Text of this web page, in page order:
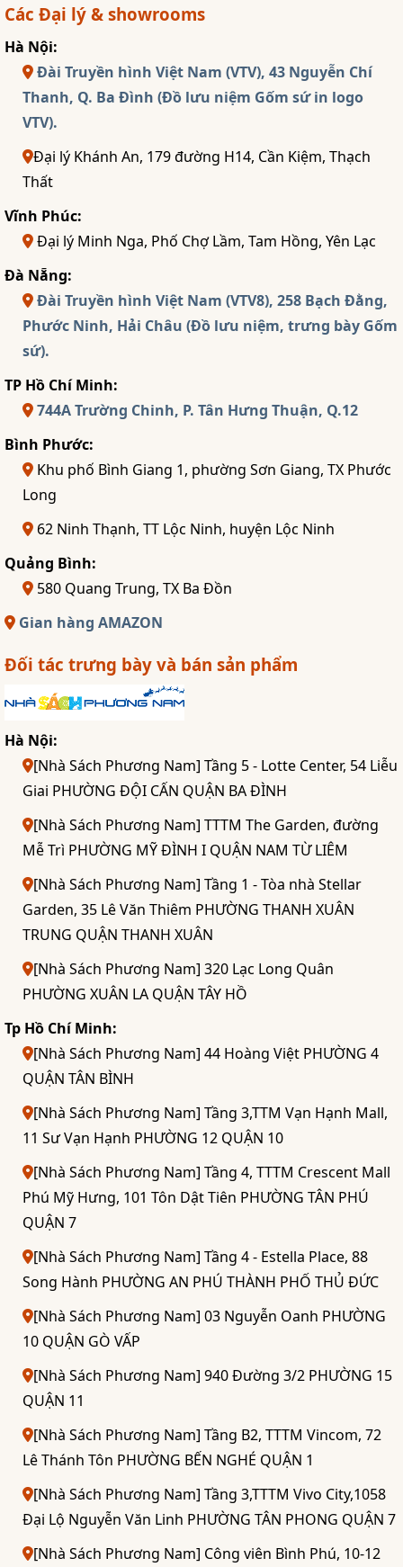
Các Đại lý & showrooms
Hà Nội:
Đài Truyền hình Việt Nam (VTV), 43 Nguyễn Chí
Thanh, Q. Ba Đình (Đồ lưu niệm Gốm sứ in logo
VTV).
Đại lý Khánh An, 179 đường H14, Cần Kiệm, Thạch
Thất
Vĩnh Phúc:
Đại lý Minh Nga, Phố Chợ Lầm, Tam Hồng, Yên Lạc
Đà Nẵng:
Đài Truyền hình Việt Nam (VTV8), 258 Bạch Đằng,
Phước Ninh, Hải Châu (Đồ lưu niệm, trưng bày Gốm
sứ).
TP Hồ Chí Minh:
744A Trường Chinh, P. Tân Hưng Thuận, Q.12
Bình Phước:
Khu phố Bình Giang 1, phường Sơn Giang, TX Phước
Long
62 Ninh Thạnh, TT Lộc Ninh, huyện Lộc Ninh
Quảng Bình:
580 Quang Trung, TX Ba Đồn
Gian hàng AMAZON
Đối tác trưng bày và bán sản phẩm
Hà Nội:
[Nhà Sách Phương Nam] Tầng 5 - Lotte Center, 54 Liễu
Giai PHƯỜNG ĐỘI CẤN QUẬN BA ĐÌNH
[Nhà Sách Phương Nam] TTTM The Garden, đường
Mễ Trì PHƯỜNG MỸ ĐÌNH I QUẬN NAM TỪ LIÊM
[Nhà Sách Phương Nam] Tầng 1 - Tòa nhà Stellar
Garden, 35 Lê Văn Thiêm PHƯỜNG THANH XUÂN
TRUNG QUẬN THANH XUÂN
[Nhà Sách Phương Nam] 320 Lạc Long Quân
PHƯỜNG XUÂN LA QUẬN TÂY HỒ
Tp Hồ Chí Minh:
[Nhà Sách Phương Nam] 44 Hoàng Việt PHƯỜNG 4
QUẬN TÂN BÌNH
[Nhà Sách Phương Nam] Tầng 3,TTM Vạn Hạnh Mall,
11 Sư Vạn Hạnh PHƯỜNG 12 QUẬN 10
[Nhà Sách Phương Nam] Tầng 4, TTTM Crescent Mall
Phú Mỹ Hưng, 101 Tôn Dật Tiên PHƯỜNG TÂN PHÚ
QUẬN 7
[Nhà Sách Phương Nam] Tầng 4 - Estella Place, 88
Song Hành PHƯỜNG AN PHÚ THÀNH PHỐ THỦ ĐỨC
[Nhà Sách Phương Nam] 03 Nguyễn Oanh PHƯỜNG
10 QUẬN GÒ VẤP
[Nhà Sách Phương Nam] 940 Đường 3/2 PHƯỜNG 15
QUẬN 11
[Nhà Sách Phương Nam] Tầng B2, TTTM Vincom, 72
Lê Thánh Tôn PHƯỜNG BẾN NGHÉ QUẬN 1
[Nhà Sách Phương Nam] Tầng 3,TTTM Vivo City,1058
Đại Lộ Nguyễn Văn Linh PHƯỜNG TÂN PHONG QUẬN 7
[Nhà Sách Phương Nam] Công viên Bình Phú, 10-12